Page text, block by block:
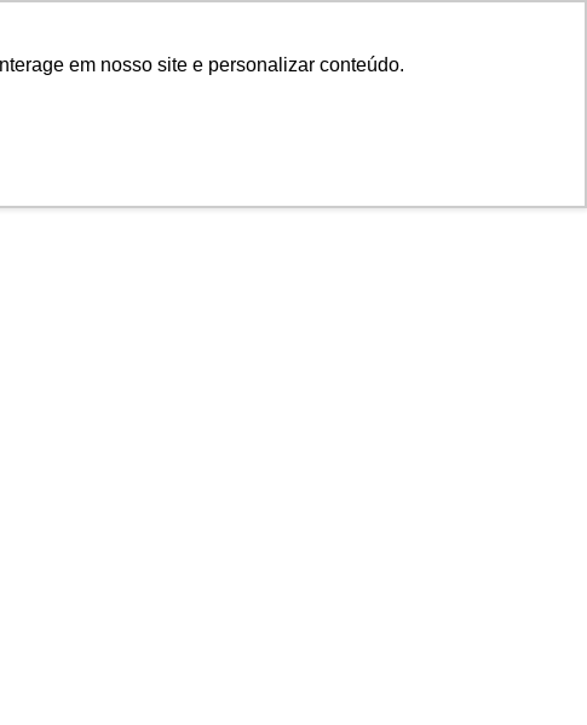
em nosso site e personalizar conteúdo.